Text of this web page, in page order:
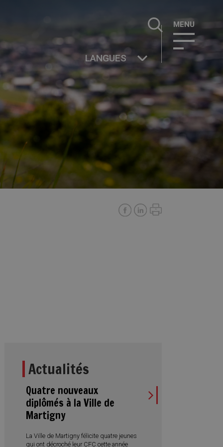
Rechercher :
Actualités
Quatre nouveaux
diplômés à la Ville de
Martigny
La Ville de Martigny félicite quatre jeunes
qui ont décroché leur CFC cette année